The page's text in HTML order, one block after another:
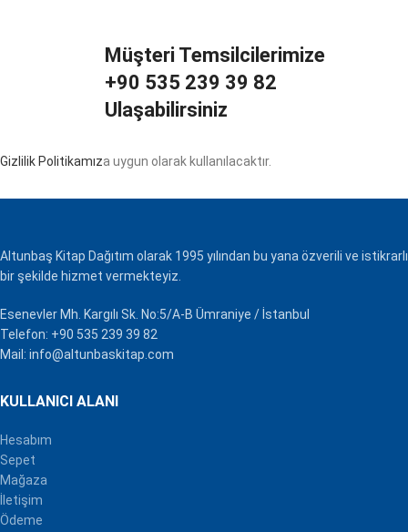
Müşteri Temsilcilerimize
+90 535 239 39 82
Ulaşabilirsiniz
Gizlilik Politikamıza uygun olarak kullanılacaktır.
Altunbaş Kitap Dağıtım olarak 1995 yılından bu yana özverili ve istikrarlı
bir şekilde hizmet vermekteyiz.
Esenevler Mh. Kargılı Sk. No:5/A-B Ümraniye / İstanbul
Telefon: +90 535 239 39 82
Mail: info@altunbaskitap.com
KULLANICI ALANI
Hesabım
Sepet
Mağaza
İletişim
Ödeme